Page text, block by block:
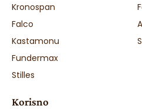
Kronospan
Falco
Kastamonu
Fundermax
Stilles
Korisno